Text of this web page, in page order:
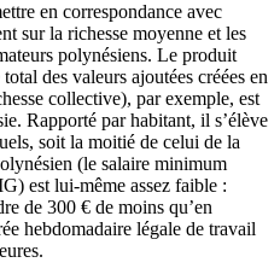
en correspondance avec
sur la richesse moyenne et les
polynésiens. Le produit
des valeurs ajoutées créées en
collective), par exemple, est
Rapporté par habitant, il s’élève
soit la moitié de celui de la
(le salaire minimum
est lui-même assez faible :
de 300 € de moins qu’en
hebdomadaire légale de travail